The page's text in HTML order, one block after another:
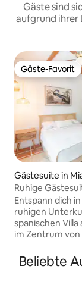
Gäste sind
aufgrund ihrer
Gäste-Favorit
Gäste-Favorit
Gästesuite in
Ruhige
Terrasse +
Entspann dich
ruhigen
spanischen Villa
im Zentrum von
Deine
Eingang,
einem Parkplatz
Beliebte